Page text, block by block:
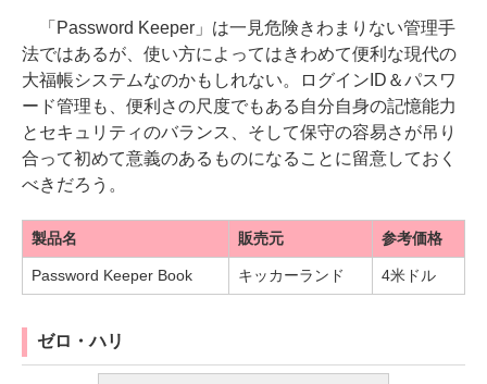
「Password Keeper」は一見危険きわまりない管理手
法ではあるが、使い方によってはきわめて便利な現代の
大福帳システムなのかもしれない。ログインID＆パスワ
ード管理も、便利さの尺度でもある自分自身の記憶能力
とセキュリティのバランス、そして保守の容易さが吊り
合って初めて意義のあるものになることに留意しておく
べきだろう。
製品名 販売元 参考価格
Password Keeper Book キッカーランド 4米ドル
ゼロ・ハリ